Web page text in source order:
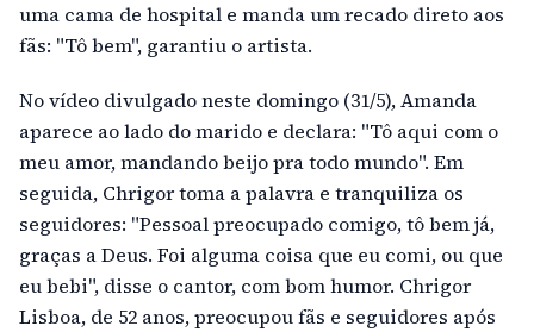
uma cama de hospital e manda um recado direto aos
fãs: "Tô bem", garantiu o artista.
No vídeo divulgado neste domingo (31/5), Amanda
aparece ao lado do marido e declara: "Tô aqui com o
meu amor, mandando beijo pra todo mundo". Em
seguida, Chrigor toma a palavra e tranquiliza os
seguidores: "Pessoal preocupado comigo, tô bem já,
graças a Deus. Foi alguma coisa que eu comi, ou que
eu bebi", disse o cantor, com bom humor. Chrigor
Lisboa, de 52 anos, preocupou fãs e seguidores após